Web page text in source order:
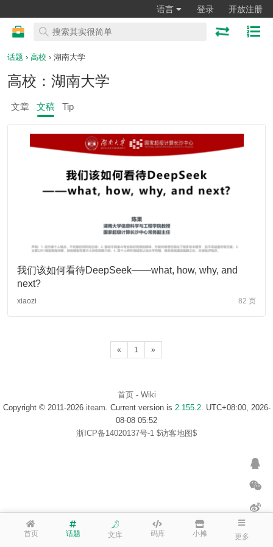
语言 登录 开放注册
首页 话题 文库 码库 小摊 更多
话题 › 高校 › 湖南大学
高校：湖南大学
文章 文稿 Tip
我们该如何看待DeepSeek——what, how, why, and
next?
xiaozi 82 页
« 1 »
首页- Wiki
Copyright © 2011-2026 iteam . Current version is 2.155.2. UTC+08:00, 2026-
08-08 05:52
浙ICP备14020137号-1 $访客地图$